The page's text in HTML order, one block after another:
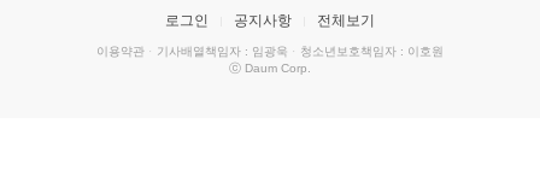
로그인 공지사항 전체보기
이용약관 · 기사배열책임자 : 임광욱 · 청소년보호책임자 : 이호원
ⓒ Daum Corp.